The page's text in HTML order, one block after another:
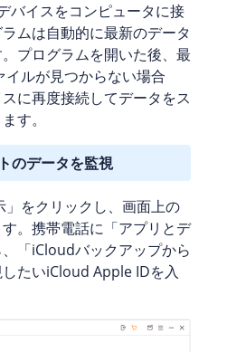
バイスをコンピュータに接
ムは自動的に最新のデータ
プログラムを開いた後、最
ルが見つからない場合
に再度接続してデータをス
す。
のデータを監視
」をクリックし、画面上の
。携帯電話に「アプリとデ
「iCloudバックアップから
たいiCloud Apple IDを入